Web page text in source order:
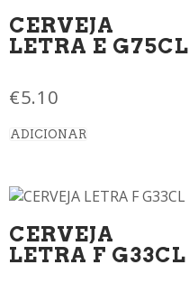
CERVEJA
LETRA E G75CL
€5.10
ADICIONAR
CERVEJA
LETRA F G33CL